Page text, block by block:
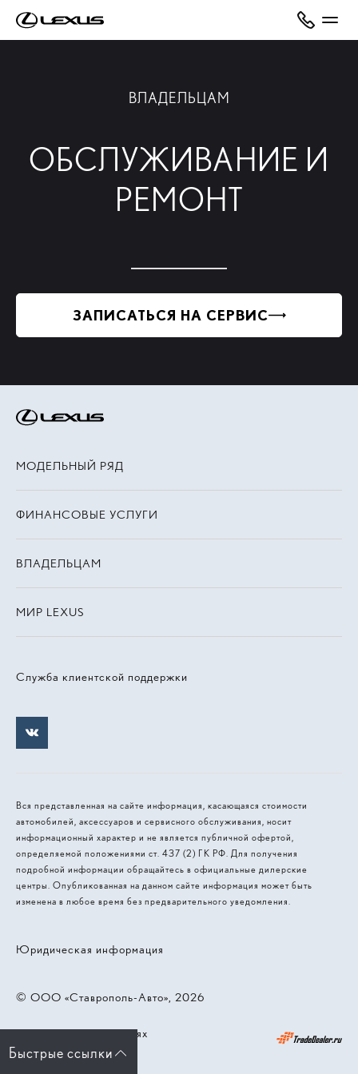
ВЛАДЕЛЬЦАМ
ОБСЛУЖИВАНИЕ И
РЕМОНТ
ЗАПИСАТЬСЯ НА СЕРВИС
Служба клиентской поддержки
МОДЕЛЬНЫЙ РЯД
ФИНАНСОВЫЕ УСЛУГИ
ВЛАДЕЛЬЦАМ
МИР LEXUS
Вся представленная на сайте информация, касающаяся стоимости
автомобилей, аксессуаров и сервисного обслуживания, носит
информационный характер и не является публичной офертой,
определяемой положениями ст. 437 (2) ГК РФ. Для получения
подробной информации обращайтесь в официальные дилерские
центры. Опубликованная на данном сайте информация может быть
изменена в любое время без предварительного уведомления.
© 2026, ООО «Ставрополь-Авто»
Юридическая информация
Работает на технологиях